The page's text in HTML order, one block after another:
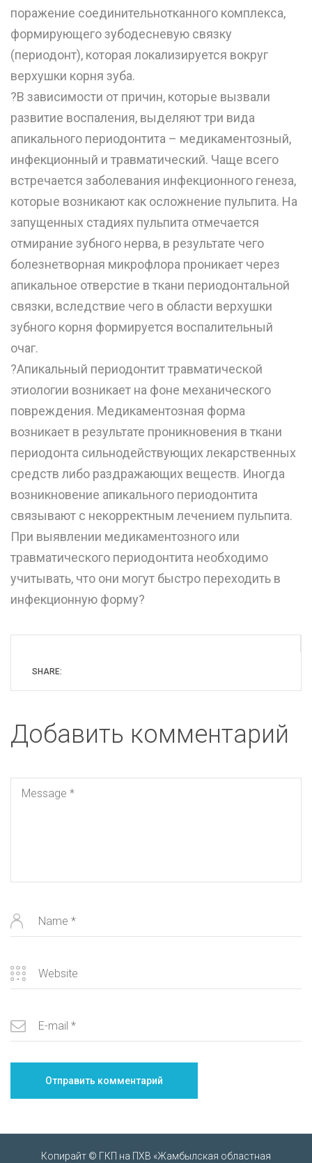
поражение соединительнотканного комплекса,
формирующего зубодесневую связку
(периодонт), которая локализируется вокруг
верхушки корня зуба.
?В зависимости от причин, которые вызвали
развитие воспаления, выделяют три вида
апикального периодонтита – медикаментозный,
инфекционный и травматический. Чаще всего
встречается заболевания инфекционного генеза,
которые возникают как осложнение пульпита. На
запущенных стадиях пульпита отмечается
отмирание зубного нерва, в результате чего
болезнетворная микрофлора проникает через
апикальное отверстие в ткани периодонтальной
связки, вследствие чего в области верхушки
зубного корня формируется воспалительный
очаг.
?Апикальный периодонтит травматической
этиологии возникает на фоне механического
повреждения. Медикаментозная форма
возникает в результате проникновения в ткани
периодонта сильнодействующих лекарственных
средств либо раздражающих веществ. Иногда
возникновение апикального периодонтита
связывают с некорректным лечением пульпита.
При выявлении медикаментозного или
травматического периодонтита необходимо
учитывать, что они могут быстро переходить в
инфекционную форму?
SHARE:
Добавить комментарий
Копирайт © ГКП на ПХВ «Жамбылская областная